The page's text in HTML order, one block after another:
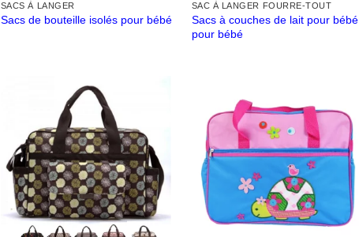
SACS À LANGER
Sacs de bouteille isolés pour bébé
SAC À LANGER FOURRE-TOUT
Sacs à couches de lait pour bébé
pour bébé